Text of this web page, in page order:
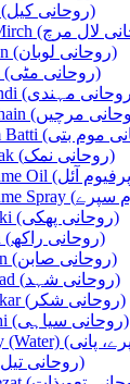
Ruhani Keel (روحانی کیل)
Ruhani Loban (روحانی لوبان)
Ruhani Matti (روحانی مٹی)
Ruhani Namak (روحانی نمک)
Ruhani Phakki (روحانی پھکی)
Ruhani Rakh (روحانی راکھ)
Ruhani Sabun (روحانی صابن)
Ruhani Shahad (روحانی شہد)
Ruhani Shakkar (روحانی شکر)
Ruhani Siyahi (روحانی سیاہی)
Ruhani Tail (روحانی تیل)